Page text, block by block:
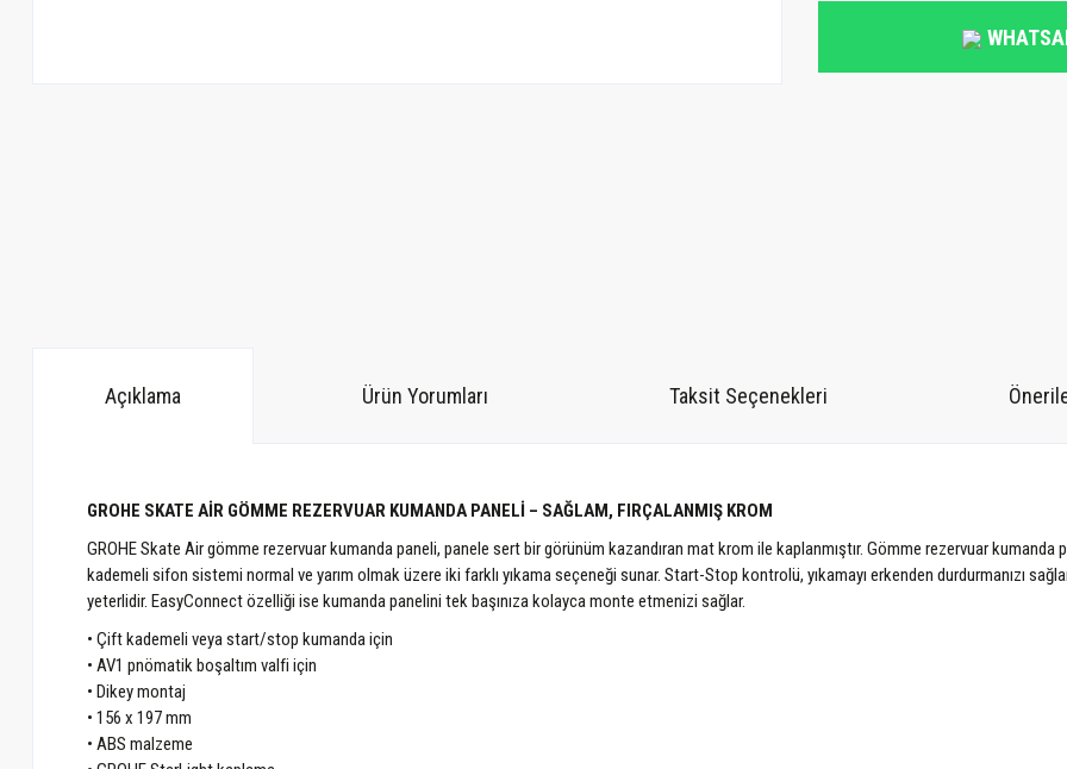
Açıklama Ürün Yorumları Taksit Seçenekleri
GROHE SKATE AİR GÖMME REZERVUAR KUMANDA PANELİ – SAĞLAM, FIRÇALANMIŞ KROM
GROHE Skate Air gömme rezervuar kumanda paneli, panele sert bir görünüm kazandıran mat krom ile kaplanmıştır. Gömme rezervuar
kademeli sifon sistemi normal ve yarım olmak üzere iki farklı yıkama seçeneği sunar. Start-Stop kontrolü, yıkamayı erkenden durdurmanızı
yeterlidir. EasyConnect özelliği ise kumanda panelini tek başınıza kolayca monte etmenizi sağlar.
• Çift kademeli veya start/stop kumanda için
• AV1 pnömatik boşaltım valfi için
• Dikey montaj
• 156 x 197 mm
• ABS malzeme